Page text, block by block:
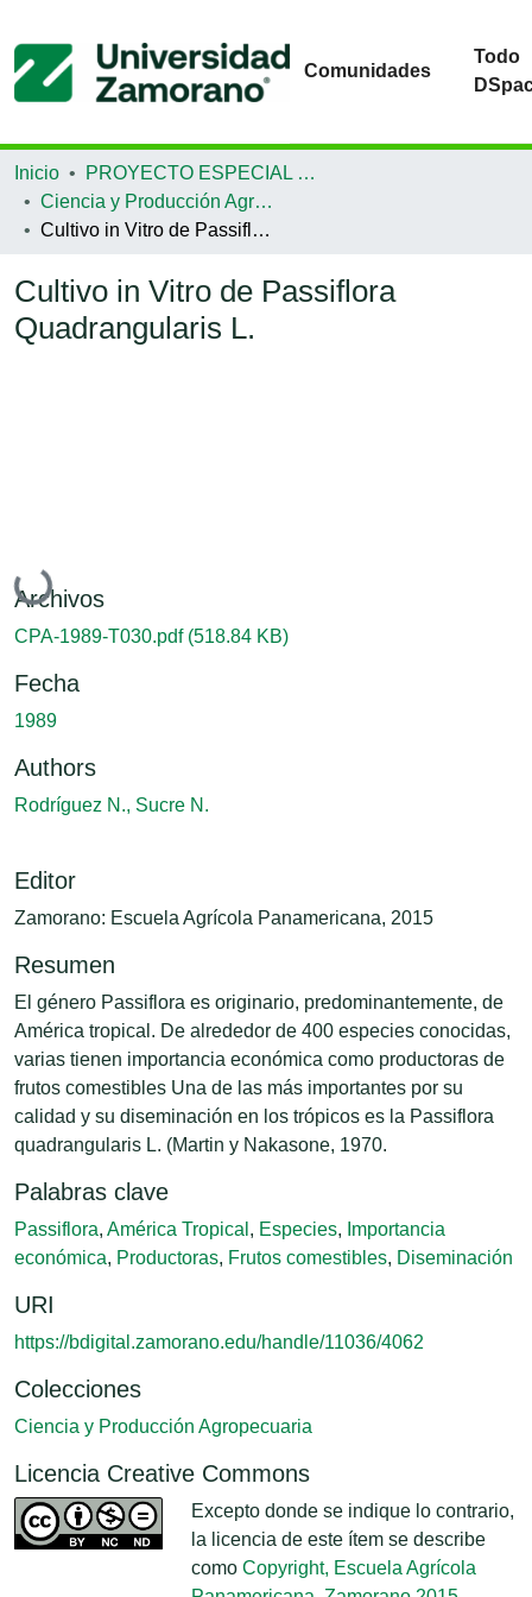
Comunidades
Todo
Inicio
PROYECTO ESPECIAL DE GRADUACIÓN
Ciencia y Producción Agropecuaria
Cultivo in Vitro de Passiflora Quadrangularis L.
Cultivo in Vitro de Passiflora
Quadrangularis L.
Cargando...
Archivos
CPA-1989-T030.pdf (518.84 KB)
Fecha
1989
Authors
Rodríguez N., Sucre N.
Editor
Zamorano: Escuela Agrícola Panamericana, 2015
Resumen
El género Passiflora es originario, predominantemente, de
América tropical. De alrededor de 400 especies conocidas,
varias tienen importancia económica como productoras de
frutos comestibles Una de las más importantes por su
calidad y su diseminación en los trópicos es la Passiflora
quadrangularis L. (Martin y Nakasone, 1970.
Palabras clave
Passiflora, América Tropical , Especies, Importancia
económica, Productoras, Frutos comestibles, Diseminación
URI
https://bdigital.zamorano.edu/handle/11036/4062
Colecciones
Ciencia y Producción Agropecuaria
Licencia Creative Commons
Excepto donde se indique lo contrario,
la licencia de este ítem se describe
como Copyright, Escuela Agrícola